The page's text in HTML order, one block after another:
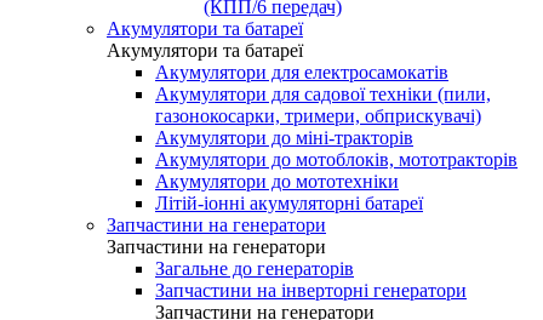
(КПП/6 передач)
Акумулятори та батареї
Акумулятори та батареї
Акумулятори для електросамокатів
Акумулятори для садової техніки (пили,
газонокосарки, тримери, обприскувачі)
Акумулятори до міні-тракторів
Акумулятори до мотоблоків, мототракторів
Акумулятори до мототехніки
Літій-іонні акумуляторні батареї
Запчастини на генератори
Запчастини на генератори
Загальне до генераторів
Запчастини на інверторні генератори
Запчастини на генератори